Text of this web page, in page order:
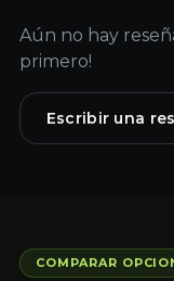
Aún no hay
primero!
Escribir una
COMPARAR